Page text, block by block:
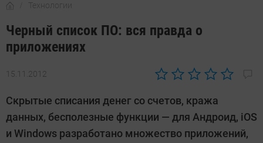
Технологии
Черный список ПО: вся правда о
приложениях
15.11.2012
Автор:
Скрытые списания денег со счетов, кража
данных, бесполезные функции — для Андроид, iOS
и Windows разработано множество приложений,